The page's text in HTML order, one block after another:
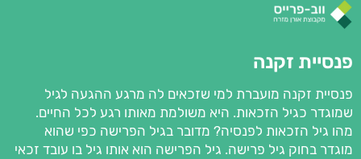
פנסיית זקנה
פנסיית זקנה מועברת למי שזכאים לה מרגע ההגעה לגיל
שמוגדר כגיל הזכאות. היא משולמת מאותו רגע לכל החיים.
מהו גיל הזכאות לפנסיה? מדובר בגיל הפרישה כפי שהוא
מוגדר בחוק גיל פרישה. גיל הפרישה הוא אותו גיל בו עובד זכאי